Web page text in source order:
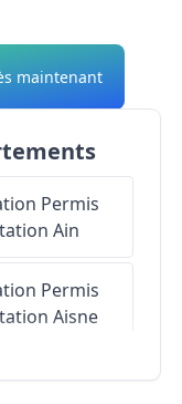
maintenant
Permis
Ain
Permis
Aisne
Permis